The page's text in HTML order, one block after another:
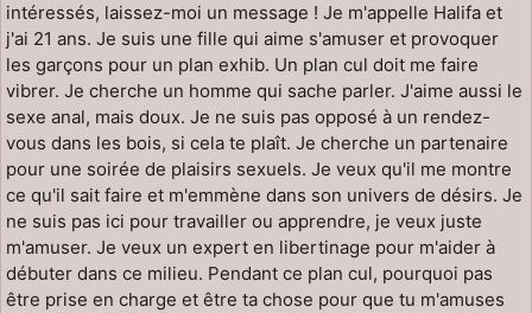
intéressés, laissez-moi un message ! Je m'appelle Halifa et
j'ai 21 ans. Je suis une fille qui aime s'amuser et provoquer
les garçons pour un plan exhib. Un plan cul doit me faire
vibrer. Je cherche un homme qui sache parler. J'aime aussi le
sexe anal, mais doux. Je ne suis pas opposé à un rendez-
vous dans les bois, si cela te plaît. Je cherche un partenaire
pour une soirée de plaisirs sexuels. Je veux qu'il me montre
ce qu'il sait faire et m'emmène dans son univers de désirs. Je
ne suis pas ici pour travailler ou apprendre, je veux juste
m'amuser. Je veux un expert en libertinage pour m'aider à
débuter dans ce milieu. Pendant ce plan cul, pourquoi pas
être prise en charge et être ta chose pour que tu m'amuses